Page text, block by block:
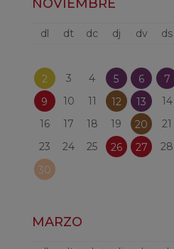
NOVIEMBRE
dl dt dc dj dv ds
2
3 4 5 6 7
9
10 11 12 13 14
16
17 18 19 20 21
23
24 25 26 27 28
30
MARZO